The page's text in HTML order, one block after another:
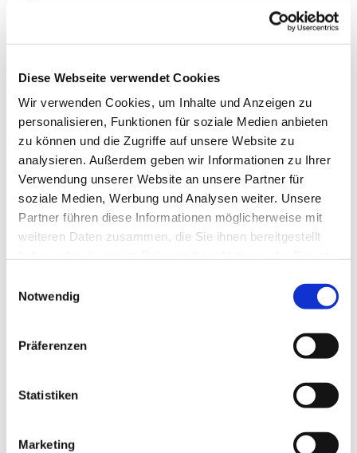
Diese Webseite verwendet Cookies
Wir verwenden Cookies, um Inhalte und Anzeigen zu
personalisieren, Funktionen für soziale Medien anbieten
zu können und die Zugriffe auf unsere Website zu
analysieren. Außerdem geben wir Informationen zu Ihrer
Verwendung unserer Website an unsere Partner für
soziale Medien, Werbung und Analysen weiter. Unsere
Partner führen diese Informationen möglicherweise mit
weiteren Daten zusammen, die Sie ihnen bereitgestellt
Notwendig
Präferenzen
Statistiken
Marketing
Zwölf Apostel Kirche, Seestr. 46,
Dies könnte Sie auch
interessieren